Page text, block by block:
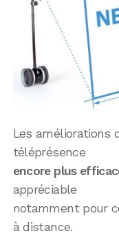
Les améliorations
téléprésence
encore plus
appréciable
notamment pour
à distance.